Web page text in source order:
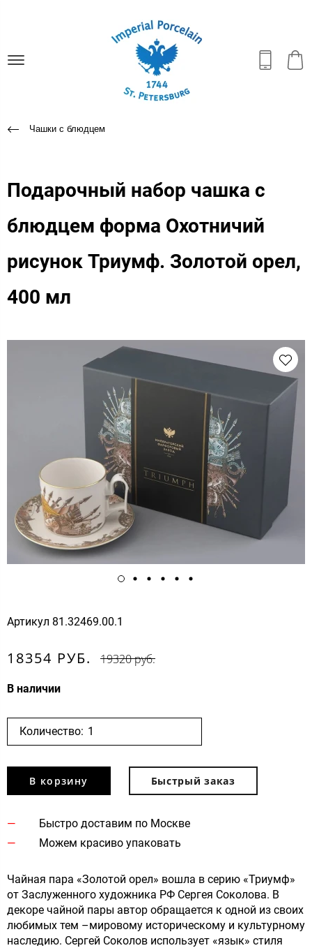
Чашки с блюдцем
Подарочный набор чашка с
блюдцем форма Охотничий
рисунок Триумф. Золотой орел,
400 мл
Артикул 81.32469.00.1
18354 РУБ. 19320 руб.
В наличии
Количество:
В корзину Быстрый заказ
Быстро доставим по Москве
Можем красиво упаковать
Чайная пара «Золотой орел» вошла в серию «Триумф»
от Заслуженного художника РФ Сергея Соколова. В
декоре чайной пары автор обращается к одной из своих
любимых тем –мировому историческому и культурному
наследию. Сергей Соколов использует «язык» стиля